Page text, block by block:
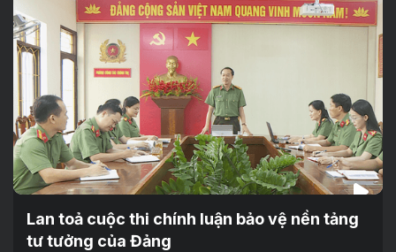
Lan toả cuộc thi chính luận bảo vệ nền tảng
tư tưởng của Đảng